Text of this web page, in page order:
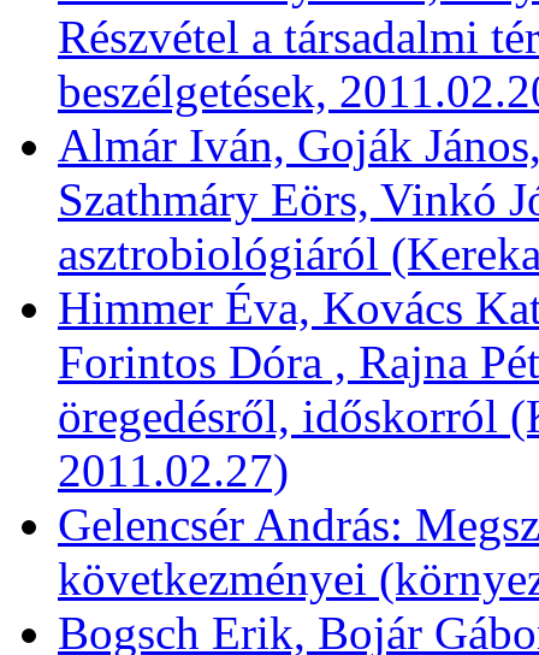
Részvétel a társadalmi
beszélgetések,
Almár Iván, Goják
Szathmáry Eörs, Vinkó
asztrobiológiáról
Himmer Éva, Kovács
Forintos Dóra , Rajna
öregedésről, időskorról
2011.02.27)
Gelencsér András:
következményei
Bogsch Erik, Bojár